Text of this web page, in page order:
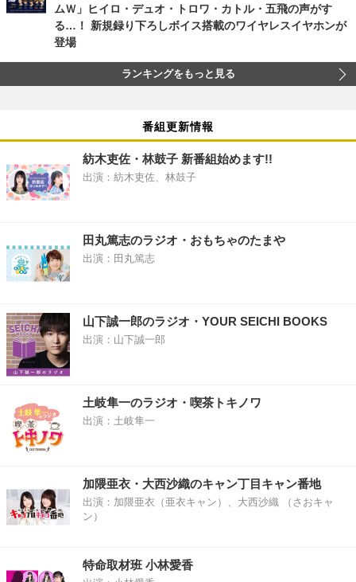
ムＷ」ヒイロ・デュオ・トロワ・カトル・五飛の声がす
る…！ 新規録り下ろしボイス搭載のワイヤレスイヤホンが
登場
ランキングをもっと見る
番組更新情報
紡木吏佐・林鼓子 新番組始めます!!
出演：紡木吏佐、林鼓子
田丸篤志のラジオ・おもちゃのたまや
出演：田丸篤志
山下誠一郎のラジオ・YOUR SEICHI BOOKS
出演：山下誠一郎
土岐隼一のラジオ・喫茶トキノワ
出演：土岐隼一
加隈亜衣・大西沙織のキャン丁目キャン番地
出演：加隈亜衣（亜衣キャン）、大西沙織 （さおキャ
ン）
特命取材班 小林愛香